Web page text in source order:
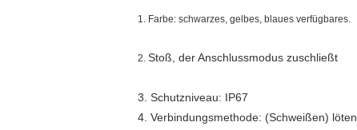
1. Farbe: schwarzes, gelbes, blaues verfügbares.
2.Stoß, der Anschlussmodus zuschließt
3. Schutzniveau: IP67
4. Verbindungsmethode: (Schweißen)